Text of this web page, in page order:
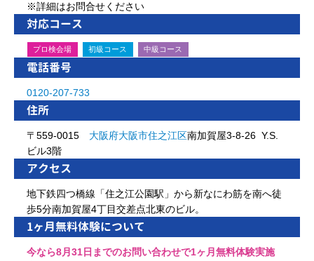
※詳細はお問合せください
対応コース
プロ検会場 初級コース 中級コース
電話番号
0120-207-733
住所
〒559-0015 大阪府大阪市住之江区南加賀屋3-8-26 Y.S.
ビル3階
アクセス
地下鉄四つ橋線「住之江公園駅」から新なにわ筋を南へ徒
歩5分南加賀屋4丁目交差点北東のビル。
1ヶ月無料体験について
今なら8月31日までのお問い合わせで1ヶ月無料体験実施